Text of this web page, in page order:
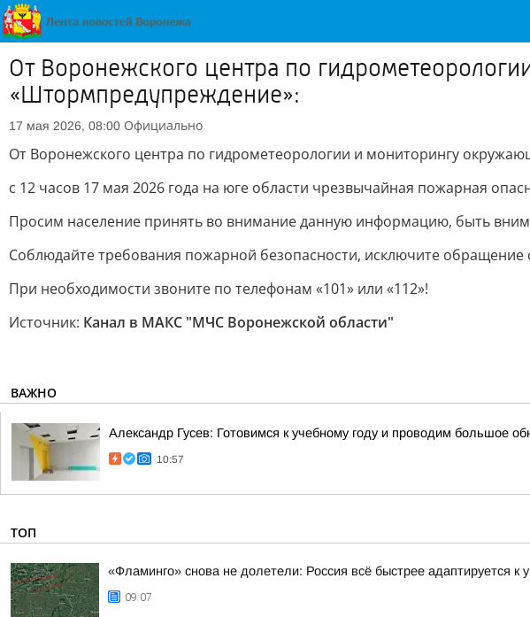
От Воронежского центра по
«Штормпредупреждение»:
17 мая 2026, 08:00 Официально
От Воронежского центра по гидрометеорологии и мониторингу
с 12 часов 17 мая 2026 года на юге области чрезвычайная пожарная
Просим население принять во внимание данную информацию, быть
Соблюдайте требования пожарной безопасности, исключите
При необходимости звоните по телефонам «101» или «112»!
Источник: Канал в МАКС "МЧС Воронежской области"
ВАЖНО
Александр Гусев: Готовимся к учебному году и проводим большое
10:57
ТОП
«Фламинго» снова не долетели: Россия всё быстрее адаптируется к
09:07